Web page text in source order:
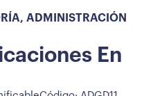
, ADMINISTRACIÓN
En